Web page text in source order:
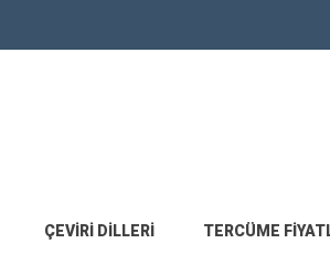
ÇEVIRI DILLERI TERCÜME